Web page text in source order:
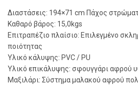
Διαστάσεις: 194×71 cm Πάχος
Καθαρό βάρος: 15,0kgs
Επιτραπέζιο πλαίσιο: Επιλεγμένο
ποιότητας
Υλικό κάλυψης: PVC / PU
Υλικό επικάλυψης: σφουγγάρι αφρού
Μαξιλάρι: Σύστημα μαλακού αφρού